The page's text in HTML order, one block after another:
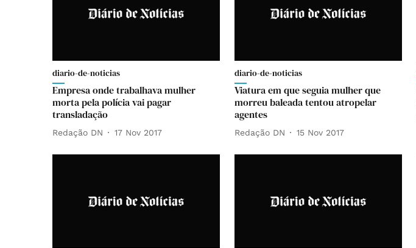
diario-de-noticias
Empresa onde trabalhava mulher
morta pela polícia vai pagar
transladação
Redação DN 17 Nov 2017
diario-de-noticias
Viatura em que seguia mulher que
morreu baleada tentou atropelar
agentes
Redação DN 15 Nov 2017